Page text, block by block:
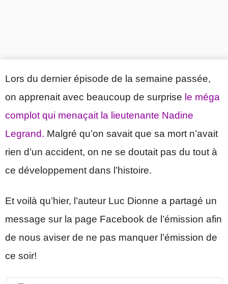
Lors du dernier épisode de la semaine passée,
on apprenait avec beaucoup de surprise le méga
complot qui menaçait la lieutenante Nadine
Legrand. Malgré qu’on savait que sa mort n’avait
rien d’un accident, on ne se doutait pas du tout à
ce développement dans l’histoire.
Et voilà qu’hier, l’auteur Luc Dionne a partagé un
message sur la page Facebook de l’émission afin
de nous aviser de ne pas manquer l’émission de
ce soir!